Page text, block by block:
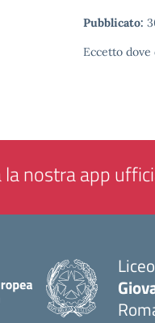
Pubblicato:
Eccetto
la nostra app